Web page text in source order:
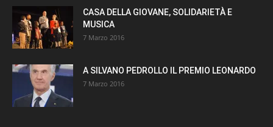
CASA DELLA GIOVANE, SOLIDARIETÀ E
MUSICA
7 Marzo 2016
A SILVANO PEDROLLO IL PREMIO LEONARDO
7 Marzo 2016